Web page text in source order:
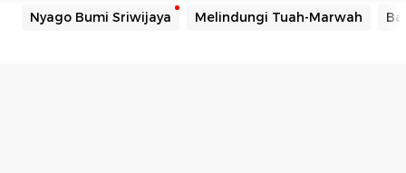
Nyago Bumi Sriwijaya Melindungi Tuah-Marwah